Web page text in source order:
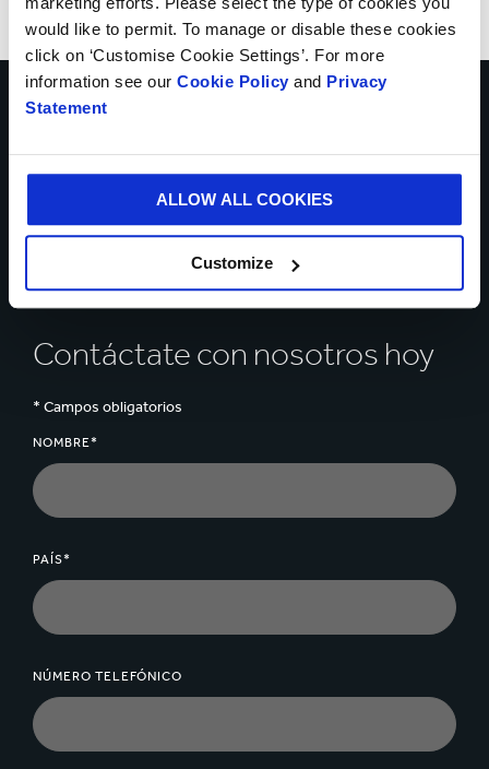
would like to permit. To manage or disable these cookies
click on ‘Customise Cookie Settings’. For more
information see our Cookie Policy and Privacy
Statement
ALLOW ALL COOKIES
Customize
expertos para ayudarte a
resolver los retos de tu
negocio
Contáctate con nosotros hoy
* Campos obligatorios
NOMBRE*
PAÍS*
NÚMERO TELEFÓNICO